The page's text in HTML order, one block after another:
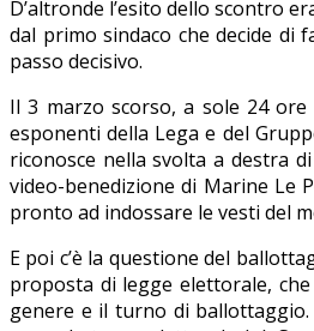
D’altronde l’esito dello scontro
dal primo sindaco che decide di
passo decisivo.
Il 3 marzo scorso, a sole 24
esponenti della Lega e del
riconosce nella svolta a destra
video-benedizione di Marine Le
pronto ad indossare le vesti del
E poi c’è la questione del
proposta di legge elettorale,
genere e il turno di